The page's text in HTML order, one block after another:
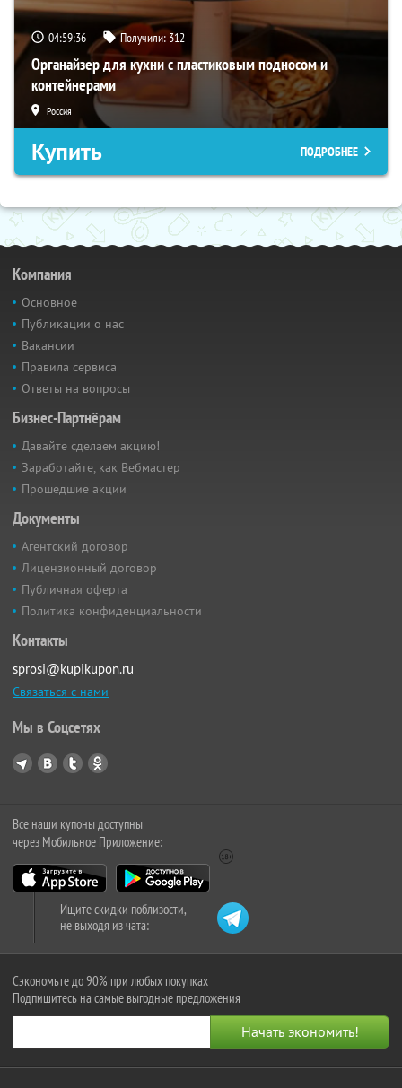
04:59:35 Получили: 312
Органайзер для кухни с пластиковым подносом и
контейнерами
Россия
Купить ПОДРОБНЕЕ
Компания
Основное
Публикации о нас
Вакансии
Правила сервиса
Ответы на вопросы
Бизнес-Партнёрам
Давайте сделаем акцию!
Заработайте, как Вебмастер
Прошедшие акции
Документы
Агентский договор
Лицензионный договор
Публичная оферта
Политика конфиденциальности
Контакты
sprosi@kupikupon.ru
Связаться с нами
Мы в Соцсетях
Все наши купоны доступны
через Мобильное Приложение:
Ищите скидки поблизости,
не выходя из чата:
Сэкономьте до 90% при любых покупках
Подпишитесь на самые выгодные предложения